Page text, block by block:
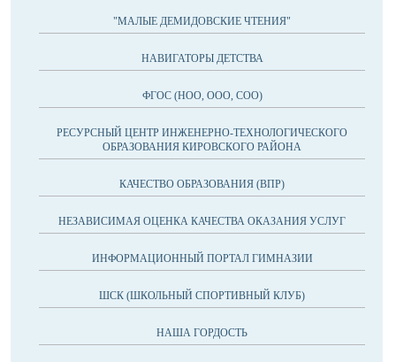
"МАЛЫЕ ДЕМИДОВСКИЕ ЧТЕНИЯ"
НАВИГАТОРЫ ДЕТСТВА
ФГОС (НОО, ООО, СОО)
РЕСУРСНЫЙ ЦЕНТР ИНЖЕНЕРНО-ТЕХНОЛОГИЧЕСКОГО
ОБРАЗОВАНИЯ КИРОВСКОГО РАЙОНА
КАЧЕСТВО ОБРАЗОВАНИЯ (ВПР)
НЕЗАВИСИМАЯ ОЦЕНКА КАЧЕСТВА ОКАЗАНИЯ УСЛУГ
ИНФОРМАЦИОННЫЙ ПОРТАЛ ГИМНАЗИИ
ШСК (ШКОЛЬНЫЙ СПОРТИВНЫЙ КЛУБ)
НАША ГОРДОСТЬ